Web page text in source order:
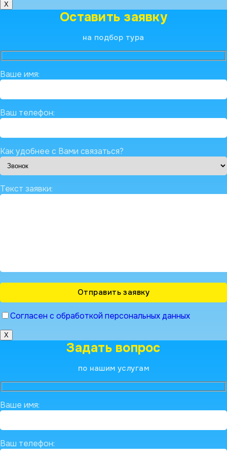
X
Оставить заявку
на подбор тура
Ваше имя:
Ваш телефон:
Как удобнее с Вами связаться?
Текст заявки:
Согласен с обработкой персональных данных
X
Задать вопрос
по нашим услугам
Ваше имя:
Ваш телефон: